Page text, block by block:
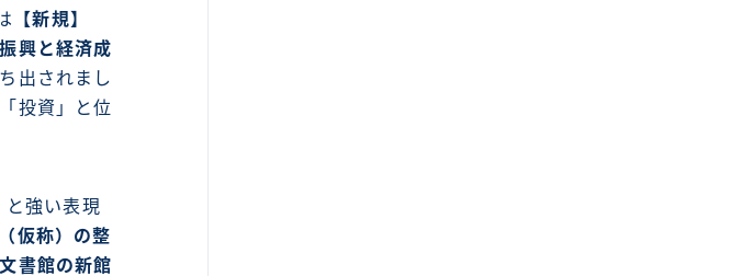
【新規】
興と経済成
出されまし
投資」と位
と強い表現
仮称）の整
書館の新館